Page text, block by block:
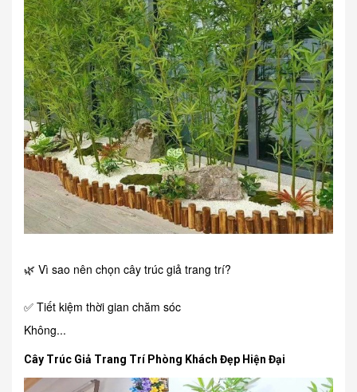
🌿 Vì sao nên chọn cây trúc giả trang trí?
✅ Tiết kiệm thời gian chăm sóc
Không...
Cây Trúc Giả Trang Trí Phòng Khách Đẹp Hiện Đại